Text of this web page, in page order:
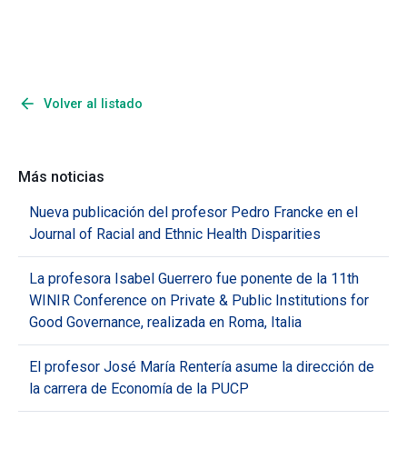
Más noticias
Nueva publicación del profesor Pedro Francke en el
Journal of Racial and Ethnic Health Disparities
La profesora Isabel Guerrero fue ponente de la 11th
WINIR Conference on Private & Public Institutions for
Good Governance, realizada en Roma, Italia
El profesor José María Rentería asume la dirección de
la carrera de Economía de la PUCP
arrow_back Volver al listado